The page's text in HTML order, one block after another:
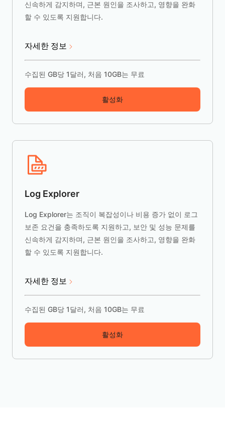
신속하게 감지하며, 근본 원인을 조사하고, 영향을 완화
할 수 있도록 지원합니다.
자세한 정보
수집된 GB당 1달러, 처음 10GB는 무료
활성화
Log Explorer
Log Explorer는 조직이 복잡성이나 비용 증가 없이 로그
보존 요건을 충족하도록 지원하고, 보안 및 성능 문제를
신속하게 감지하며, 근본 원인을 조사하고, 영향을 완화
할 수 있도록 지원합니다.
자세한 정보
수집된 GB당 1달러, 처음 10GB는 무료
활성화